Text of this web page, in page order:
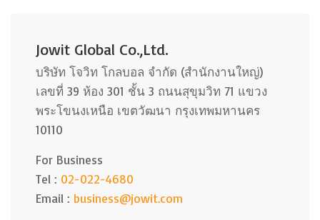
Jowit Global Co.,Ltd.
บริษัท โจวิท โกลบอล จำกัด (สำนักงานใหญ่)
เลขที่ 39 ห้อง 301 ชั้น 3 ถนนสุขุมวิท 71 แขวง
พระโขนงเหนือ เขตวัฒนา กรุงเทพมหานคร
10110
For Business
Tel : 02-022-4680
Email : business@jowit.com